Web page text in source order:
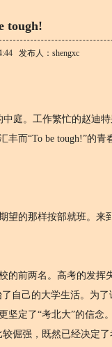
tough!
发布人： shengxc
。工作繁忙的赵迪特
而“To be tough!”的青
的那样按部就班。来
前两名。高考的发挥
自己的大学生活。为了
坚定了“考北大”的信念
倔强，既然已经决定